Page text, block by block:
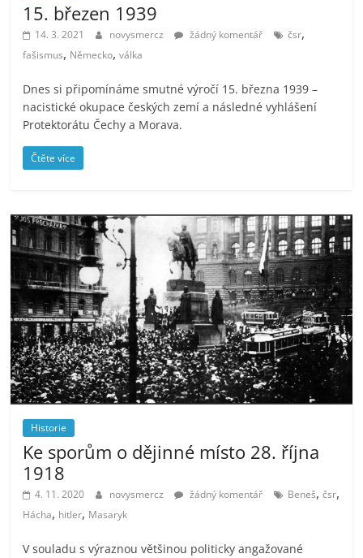
15. březen 1939
14. 3. 2021 novysmercz žádný komentář čsr,
fašismus, Německo,válka
Dnes si připomínáme smutné výročí 15. března 1939 –
nacistické okupace českých zemí a následné vyhlášení
Protektorátu Čechy a Morava.
Čtěte více
Historie
Ke sporům o dějinné místo 28. října
1918
4. 11. 2020 novysmercz žádný komentář Beneš,čsr,
Hácha, hitler, Masaryk
V souladu s výraznou většinou politicky angažované